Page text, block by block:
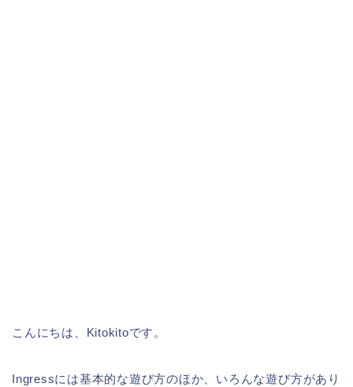
こんにちは、Kitokitoです。
Ingressには基本的な遊び方のほか、いろんな遊び方があり